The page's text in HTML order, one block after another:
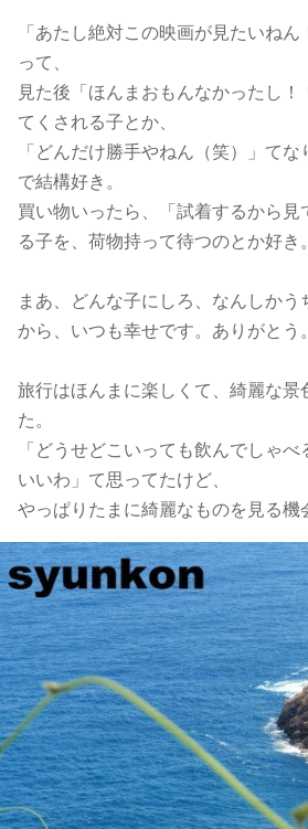
「あたし絶対この映画が見たいね
って、
見た後「ほんまおもんなかったし！
てくされる子とか、
「どんだけ勝手やねん（笑）」て
で結構好き。
買い物いったら、「試着するから見
る子を、荷物持って待つのとか好き
まあ、どんな子にしろ、なんしかう
から、いつも幸せです。ありがとう。
旅行はほんまに楽しくて、綺麗な景
た。
「どうせどこいっても飲んでしゃ
いいわ」て思ってたけど、
やっぱりたまに綺麗なものを見る機